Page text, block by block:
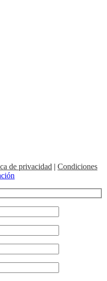
de privacidad | Condiciones